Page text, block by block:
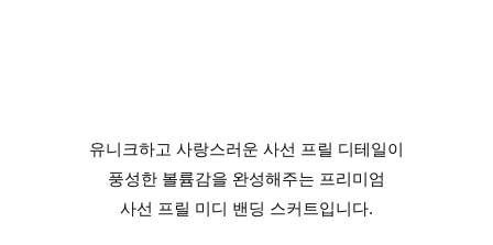
유니크하고 사랑스러운 사선 프릴 디테일이
풍성한 볼륨감을 완성해주는 프리미엄
사선 프릴 미디 밴딩 스커트입니다.